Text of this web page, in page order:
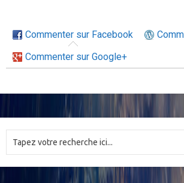
Commenter sur Facebook
Commenter sur Google+